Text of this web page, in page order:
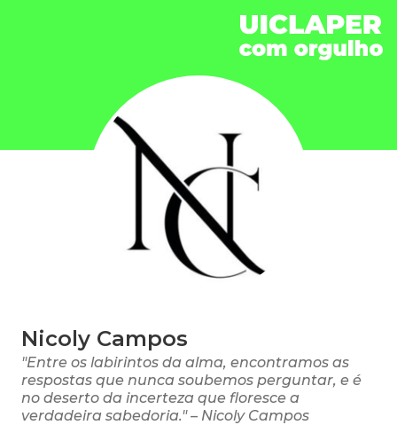
Nicoly Campos
"Entre os labirintos da alma, encontramos as
respostas que nunca soubemos perguntar, e é
no deserto da incerteza que floresce a
verdadeira sabedoria." – Nicoly Campos